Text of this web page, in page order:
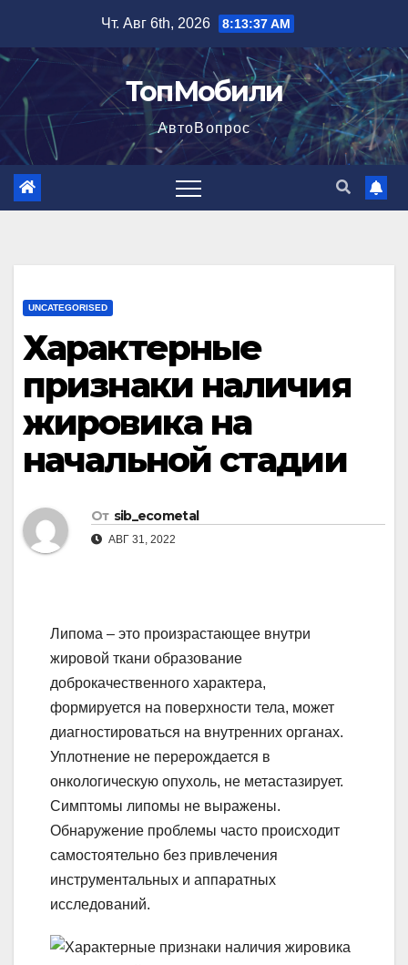
содержимому
Чт. Авг 6th, 2026 8:13:38 AM
ТопМобили
АвтоВопрос
UNCATEGORISED
Характерные
признаки наличия
жировика на
начальной стадии
От sib_ecometal
АВГ 31, 2022
Липома – это произрастающее внутри
жировой ткани образование
доброкачественного характера,
формируется на поверхности тела, может
диагностироваться на внутренних органах.
Уплотнение не перерождается в
онкологическую опухоль, не метастазирует.
Симптомы липомы не выражены.
Обнаружение проблемы часто происходит
самостоятельно без привлечения
инструментальных и аппаратных
исследований.